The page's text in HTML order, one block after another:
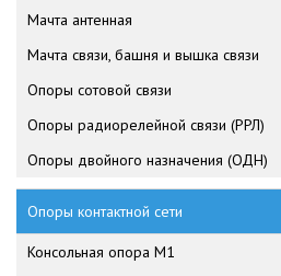
Мачта антенная
Мачта связи, башня и вышка связи
Опоры сотовой связи
Опоры радиорелейной связи (РРЛ)
Опоры двойного назначения (ОДН)
Опоры контактной сети
Консольная опора М1